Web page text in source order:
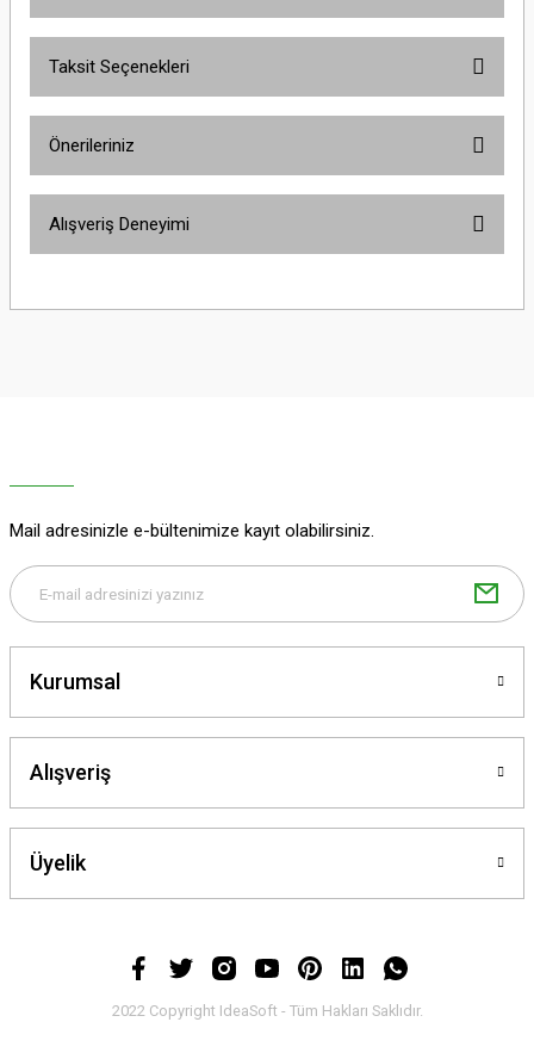
Taksit Seçenekleri
Önerileriniz
yetersiz gördüğünüz noktaları öneri formunu kullanarak tarafımıza
Gönder
Alışveriş Deneyimi
Mail adresinizle e-bültenimize kayıt olabilirsiniz.
Kurumsal
Alışveriş
Üyelik
2022 Copyright IdeaSoft - Tüm Hakları Saklıdır.